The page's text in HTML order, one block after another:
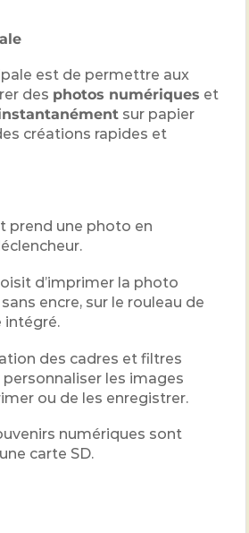
est de permettre aux
des photos numériques et
sur papier
créations rapides et
prend une photo en
d’imprimer la photo
encre, sur le rouleau de
intégré.
des cadres et filtres
les images
ou de les enregistrer.
numériques sont
carte SD.